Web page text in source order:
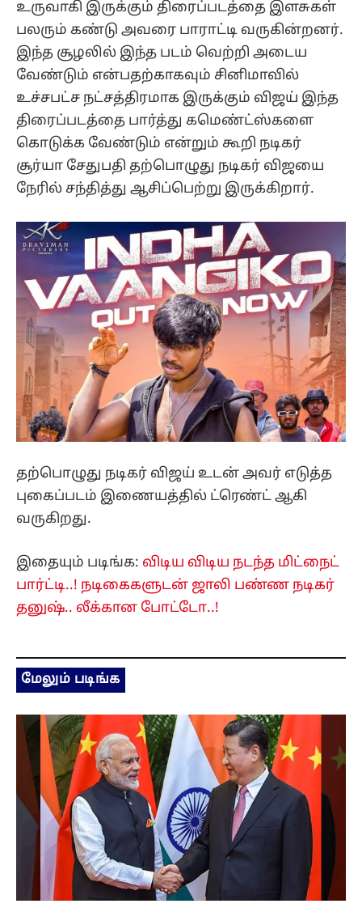
உருவாகி இருக்கும் திரைப்படத்தை இளசுகள்
பலரும் கண்டு அவரை பாராட்டி வருகின்றனர்.
இந்த சூழலில் இந்த படம் வெற்றி அடைய
வேண்டும் என்பதற்காகவும் சினிமாவில்
உச்சபட்ச நட்சத்திரமாக இருக்கும் விஜய் இந்த
திரைப்படத்தை பார்த்து கமெண்ட்ஸ்களை
கொடுக்க வேண்டும் என்றும் கூறி நடிகர்
சூர்யா சேதுபதி தற்பொழுது நடிகர் விஜயை
நேரில் சந்தித்து ஆசிப்பெற்று இருக்கிறார்.
தற்பொழுது நடிகர் விஜய் உடன் அவர் எடுத்த
புகைப்படம் இணையத்தில் ட்ரெண்ட் ஆகி
வருகிறது.
இதையும் படிங்க: விடிய விடிய நடந்த மிட்நைட்
பார்ட்டி..! நடிகைகளுடன் ஜாலி பண்ண நடிகர்
தனுஷ்.. லீக்கான போட்டோ..!
மேலும் படிங்க